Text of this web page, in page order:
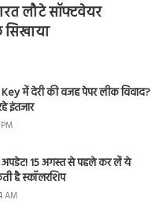
लौटे सॉफ्टवेयर
में देरी की वजह पेपर लीक विवाद?
इंतजार
अपडेट! 15 अगस्त से पहले कर लें ये
है स्कॉलरशिप
AM